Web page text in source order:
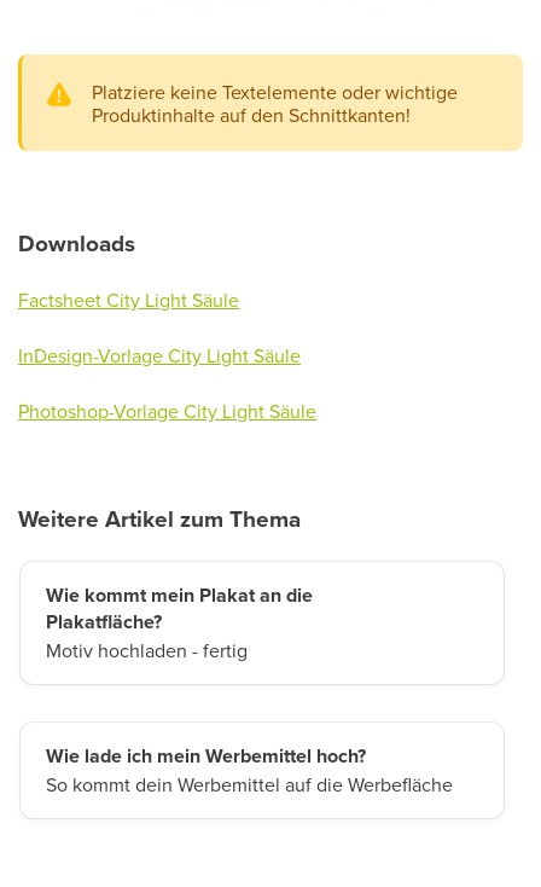
Platziere keine Textelemente oder wichtige
Produktinhalte auf den Schnittkanten!
Downloads
Factsheet City Light Säule
InDesign-VorlageCity Light Säule
Photoshop-VorlageCity Light Säule
Weitere Artikel zum Thema
Wie kommt mein Plakat an die
Plakatfläche?
Motiv hochladen - fertig
Wie lade ich mein Werbemittel hoch?
So kommt dein Werbemittel auf die Werbefläche